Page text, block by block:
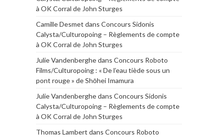
à OK Corral de John Sturges
Camille Desmet dans Concours Sidonis
Calysta/Culturopoing – Règlements de compte
à OK Corral de John Sturges
Julie Vandenberghedans Concours Roboto
Films/Culturopoing : « De l’eau tiède sous un
pont rouge » de Shōhei Imamura
Julie Vandenberghedans Concours Sidonis
Calysta/Culturopoing – Règlements de compte
à OK Corral de John Sturges
Thomas Lambert dans Concours Roboto